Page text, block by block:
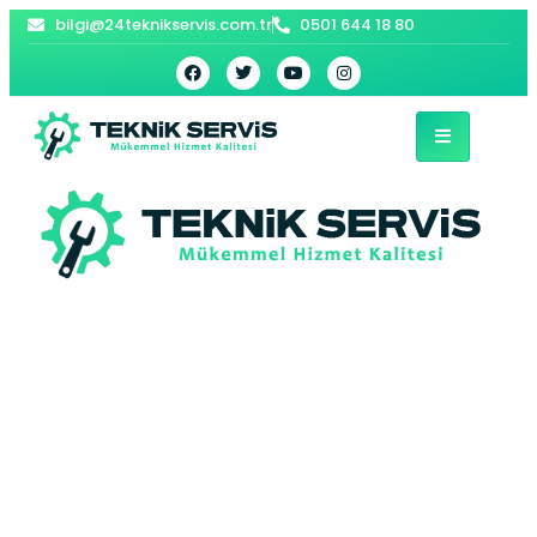
bilgi@24teknikservis.com.tr 0501 644 18 80